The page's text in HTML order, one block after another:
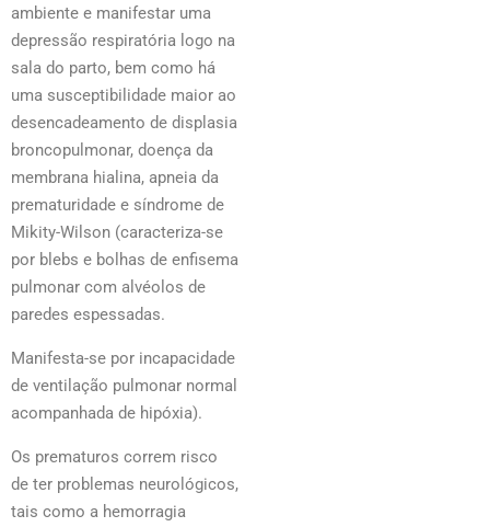
ambiente e manifestar uma
depressão respiratória logo na
sala do parto, bem como há
uma susceptibilidade maior ao
desencadeamento de displasia
broncopulmonar, doença da
membrana hialina, apneia da
prematuridade e síndrome de
Mikity-Wilson (caracteriza-se
por blebs e bolhas de enfisema
pulmonar com alvéolos de
paredes espessadas.
Manifesta-se por incapacidade
de ventilação pulmonar normal
acompanhada de hipóxia).
Os prematuros correm risco
de ter problemas neurológicos,
tais como a hemorragia